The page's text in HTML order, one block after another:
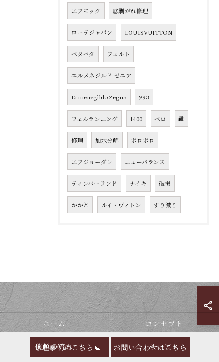
エアモック 底剥がれ修理
ローテジャパン LOUISVUITTON
ベタベタ フェルト
エルメネジルド ゼニア
Ermenegildo Zegna 993
フェルランニング 1400 ベロ 靴
修理 加水分解 ボロボロ
エアジョーダン ニューバランス
ティンバーランド ナイキ 破損
かかと ルイ・ヴィトン すり減り
修理事例はこちら お問い合わせはこちら
ホーム コンセプト
依頼の流れ サービス